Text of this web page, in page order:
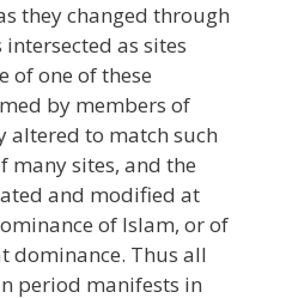
they changed through
as sites
of one of these
by members of
altered to match such
many sites, and the
and modified at
of Islam, or of
dominance. Thus all
period manifests in